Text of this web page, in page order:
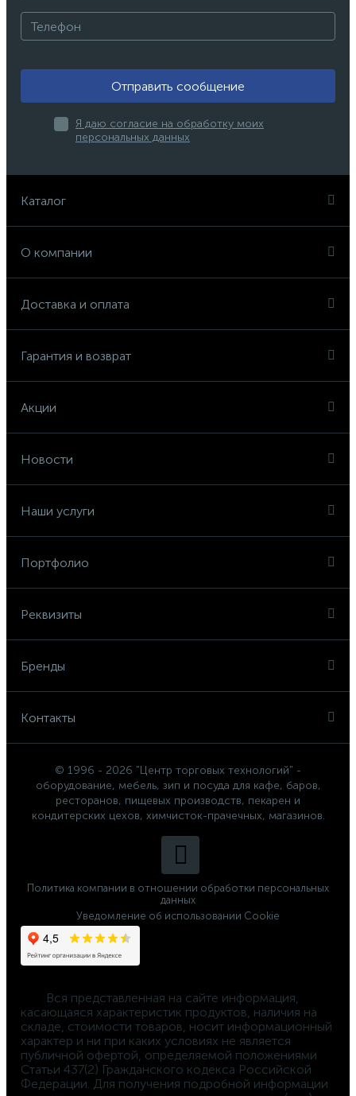
Отправить сообщение
Я даю согласие на обработку моих
персональных данных
Каталог
О компании
Доставка и оплата
Гарантия и возврат
Акции
Новости
Наши услуги
Портфолио
Реквизиты
Бренды
Контакты
© 1996 - 2026 "Центр торговых технологий" -
оборудование, мебель, зип и посуда для кафе, баров,
ресторанов, пищевых производств, пекарен и
кондитерских цехов, химчисток-прачечных, магазинов.
Политика компании в отношении обработки персональных
данных
Уведомление об использовании Cookie
касающаяся характеристик продуктов, наличия на
складе, стоимости товаров, носит информационный
характер и ни при каких условиях не является
публичной офертой, определяемой положениями
Статьи 437(2) Гражданского кодекса Российской
Федерации. Для получения подробной информации